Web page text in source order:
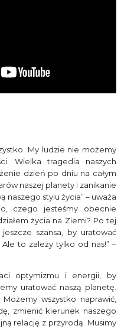
My ludzie nie możemy
Wielka tragedia naszych
dzień po dniu na całym
naszej planety i zanikanie
naszego stylu życia” – uważa
czego jesteśmy obecnie
życia na Ziemi? Po tej
szansa, by uratować
to zależy tylko od nas!” –
optymizmu i energii, by
uratować naszą planetę.
wszystko naprawić,
zmienić kierunek naszego
relację z przyrodą. Musimy